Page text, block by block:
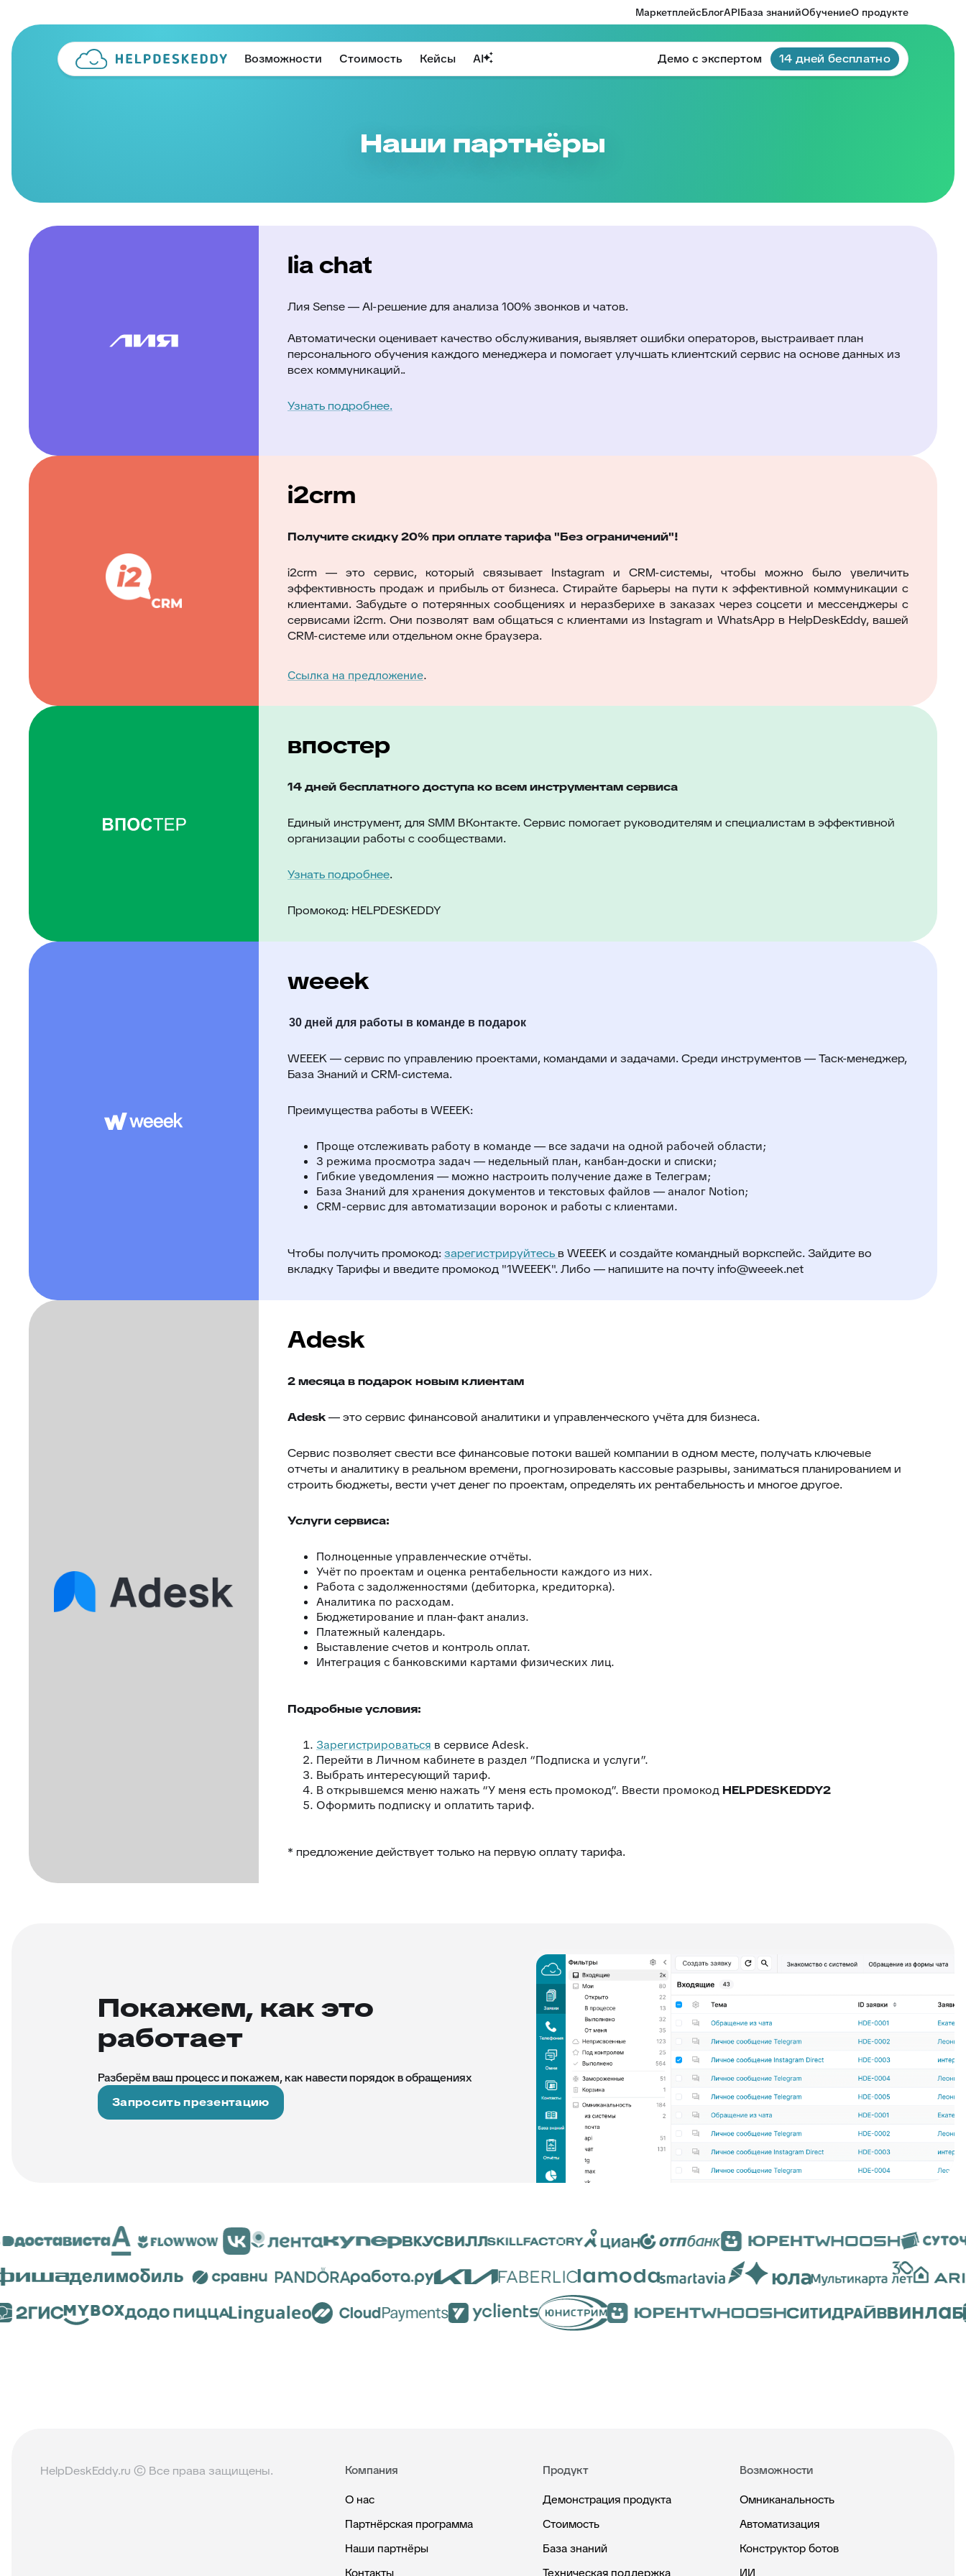
МаркетплейсБлогAPIБаза знанийОбучениеО продукте
Возможности Стоимость Кейсы AI Демо с экспертом 14 дней бесплатно
Наши партнёры
lia chat
Лия Sense — AI-решение для анализа 100% звонков и чатов.
Автоматически оценивает качество обслуживания, выявляет ошибки операторов, выстраивает план
персонального обучения каждого менеджера и помогает улучшать клиентский сервис на основе данных из
всех коммуникаций..
Узнать подробнее.
i2crm
Получите скидку 20% при оплате тарифа "Без ограничений"!
i2crm — это сервис, который связывает Instagram и CRM-системы, чтобы можно было увеличить
эффективность продаж и прибыль от бизнеса. Стирайте барьеры на пути к эффективной коммуникации с
клиентами. Забудьте о потерянных сообщениях и неразберихе в заказах через соцсети и мессенджеры с
сервисами i2crm. Они позволят вам общаться с клиентами из Instagram и WhatsApp в HelpDeskEddy, вашей
CRM-системе или отдельном окне браузера.
Ссылка на предложение.
впостер
14 дней бесплатного доступа ко всем инструментам сервиса
Единый инструмент, для SMM ВКонтакте. Сервис помогает руководителям и специалистам в эффективной
организации работы с сообществами.
Узнать подробнее.
Промокод: HELPDESKEDDY
weeek
30 дней для работы в команде в подарок
WEEEK — сервис по управлению проектами, командами и задачами. Среди инструментов — Таск-менеджер,
База Знаний и CRM-система.
Преимущества работы в WEEEK:
Проще отслеживать работу в команде — все задачи на одной рабочей области;
3 режима просмотра задач — недельный план, канбан-доски и списки;
Гибкие уведомления — можно настроить получение даже в Телеграм;
База Знаний для хранения документов и текстовых файлов — аналог Notion;
CRM-сервис для автоматизации воронок и работы с клиентами.
Чтобы получить промокод:зарегистрируйтесь в WEEEK и создайте командный воркспейс. Зайдите во
вкладку Тарифы и введите промокод "1WEEEK". Либо — напишите на почту info@weeek.net
Adesk
2 месяца в подарок новым клиентам
Adesk— это сервис финансовой аналитики и управленческого учёта для бизнеса.
Сервис позволяет свести все финансовые потоки вашей компании в одном месте, получать ключевые
отчеты и аналитику в реальном времени, прогнозировать кассовые разрывы, заниматься планированием и
строить бюджеты, вести учет денег по проектам, определять их рентабельность и многое другое.
Услуги сервиса:
Полноценные управленческие отчёты.
Учёт по проектам и оценка рентабельности каждого из них.
Работа с задолженностями (дебиторка, кредиторка).
Аналитика по расходам.
Бюджетирование и план-факт анализ.
Платежный календарь.
Выставление счетов и контроль оплат.
Интеграция с банковскими картами физических лиц.
Подробные условия:
Зарегистрироваться в сервисе Adesk.
Перейти в Личном кабинете в раздел “Подписка и услуги”.
Выбрать интересующий тариф.
В открывшемся меню нажать “У меня есть промокод”. Ввести промокод HELPDESKEDDY2
Оформить подписку и оплатить тариф.
* предложение действует только на первую оплату тарифа.
Покажем, как это
работает
Разберём ваш процесс и покажем, как навести порядок в обращениях
Запросить презентацию
HelpDeskEddy.ru © Все права защищены.
Компания
О нас
Партнёрская программа
Наши партнёры
Контакты
Продукт
Демонстрация продукта
Стоимость
База знаний
Техническая поддержка
Возможности
Омниканальность
Автоматизация
Конструктор ботов
ИИ